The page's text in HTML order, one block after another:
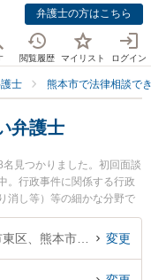
弁護士の方はこちら
閲覧履歴 マイリスト ログイン
士 熊本市で法律相談で
弁護士
見つかりました。初回面談
。行政事件に関係する行政
消し等）等の細かな分野で
律事務所の立山 晴大弁護士
田法律事務所 熊本オフィス
変更